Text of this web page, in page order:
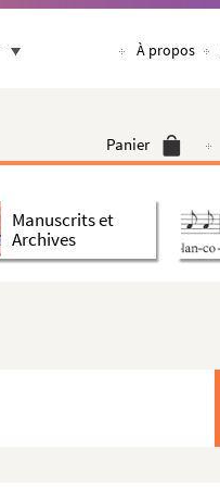
À propos
Panier
Manuscrits et
Archives